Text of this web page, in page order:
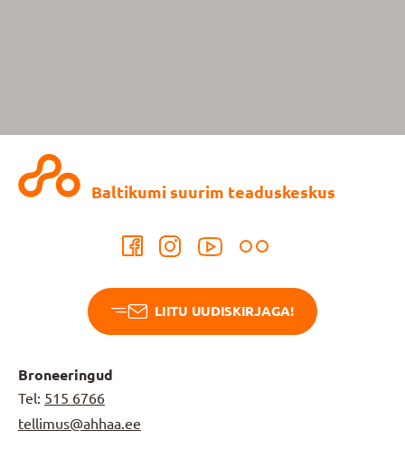
Baltikumi suurim teaduskeskus
LIITU UUDISKIRJAGA!
Broneeringud
Tel: 515 6766
tellimus@ahhaa.ee